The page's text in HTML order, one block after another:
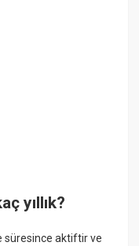
yıllık?
süresince aktiftir ve